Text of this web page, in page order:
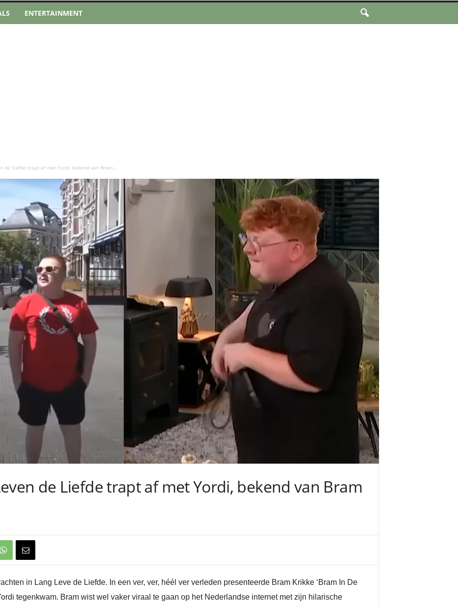
ENTERTAINMENT
de Liefde trapt af met Yordi, bekend van Bram...
de Liefde trapt af met Yordi, bekend van Bram
in Lang Leve de Liefde. In een ver, ver, héél ver verleden presenteerde Bram Krikke ‘Bram In De
tegenkwam. Bram wist wel vaker viraal te gaan op het Nederlandse internet met zijn hilarische